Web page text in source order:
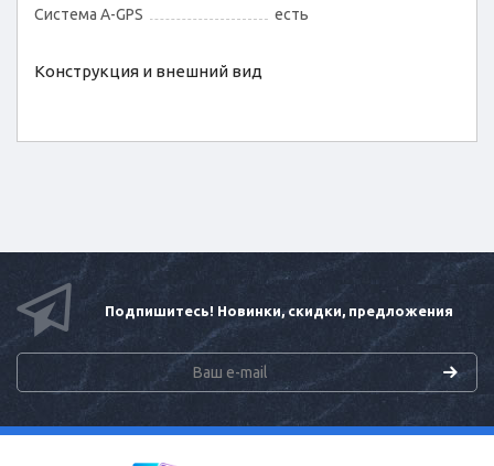
Cистема A-GPS
есть
Конструкция и внешний вид
Подпишитесь! Новинки, скидки, предложения